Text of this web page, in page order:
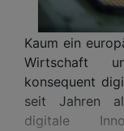
Kaum ein
Wirtschaft
konsequent
seit Jahren
digitale